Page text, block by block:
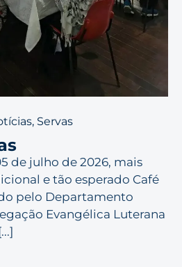
, Servas
de julho de 2026, mais
e tão esperado Café
pelo Departamento
Evangélica Luterana